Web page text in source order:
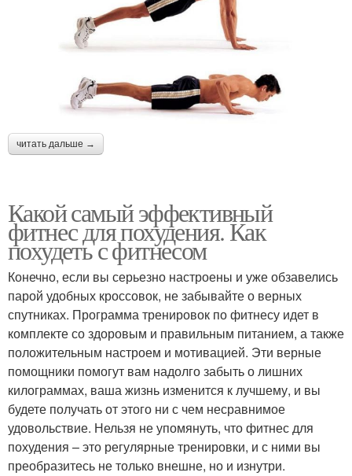
читать дальше →
Какой самый эффективный
фитнес для похудения. Как
похудеть с фитнесом
Конечно, если вы серьезно настроены и уже обзавелись
парой удобных кроссовок, не забывайте о верных
спутниках. Программа тренировок по фитнесу идет в
комплекте со здоровым и правильным питанием, а также
положительным настроем и мотивацией. Эти верные
помощники помогут вам надолго забыть о лишних
килограммах, ваша жизнь изменится к лучшему, и вы
будете получать от этого ни с чем несравнимое
удовольствие. Нельзя не упомянуть, что фитнес для
похудения – это регулярные тренировки, и с ними вы
преобразитесь не только внешне, но и изнутри.